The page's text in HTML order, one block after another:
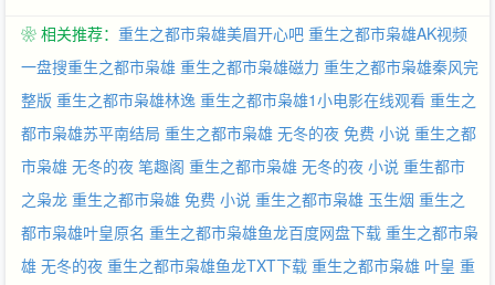
❀ 相关推荐： 重生之都市枭雄美眉开心吧 重生之都市枭雄AK视频
一盘搜重生之都市枭雄 重生之都市枭雄磁力 重生之都市枭雄秦风完
整版 重生之都市枭雄林逸 重生之都市枭雄1小电影在线观看 重生之
都市枭雄苏平南结局 重生之都市枭雄 无冬的夜 免费 小说 重生之都
市枭雄 无冬的夜 笔趣阁 重生之都市枭雄 无冬的夜 小说 重生都市
之枭龙 重生之都市枭雄 免费 小说 重生之都市枭雄 玉生烟 重生之
都市枭雄叶皇原名 重生之都市枭雄鱼龙百度网盘下载 重生之都市枭
雄 无冬的夜 重生之都市枭雄鱼龙TXT下载 重生之都市枭雄 叶皇 重